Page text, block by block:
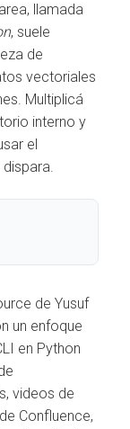
llamada
, suele
de
vectoriales
Multiplicá
interno y
el
de Yusuf
un enfoque
en Python
videos de
Confluence,